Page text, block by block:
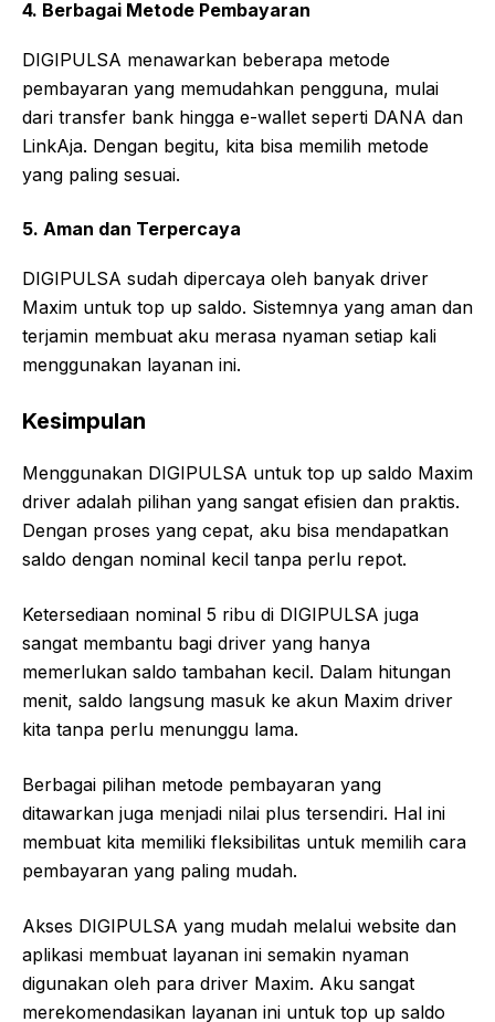
4. Berbagai Metode Pembayaran
DIGIPULSA menawarkan beberapa metode
pembayaran yang memudahkan pengguna, mulai
dari transfer bank hingga e-wallet seperti DANA dan
LinkAja. Dengan begitu, kita bisa memilih metode
yang paling sesuai.
5. Aman dan Terpercaya
DIGIPULSA sudah dipercaya oleh banyak driver
Maxim untuk top up saldo. Sistemnya yang aman dan
terjamin membuat aku merasa nyaman setiap kali
menggunakan layanan ini.
Kesimpulan
Menggunakan DIGIPULSA untuk top up saldo Maxim
driver adalah pilihan yang sangat efisien dan praktis.
Dengan proses yang cepat, aku bisa mendapatkan
saldo dengan nominal kecil tanpa perlu repot.
Ketersediaan nominal 5 ribu di DIGIPULSA juga
sangat membantu bagi driver yang hanya
memerlukan saldo tambahan kecil. Dalam hitungan
menit, saldo langsung masuk ke akun Maxim driver
kita tanpa perlu menunggu lama.
Berbagai pilihan metode pembayaran yang
ditawarkan juga menjadi nilai plus tersendiri. Hal ini
membuat kita memiliki fleksibilitas untuk memilih cara
pembayaran yang paling mudah.
Akses DIGIPULSA yang mudah melalui website dan
aplikasi membuat layanan ini semakin nyaman
digunakan oleh para driver Maxim. Aku sangat
merekomendasikan layanan ini untuk top up saldo